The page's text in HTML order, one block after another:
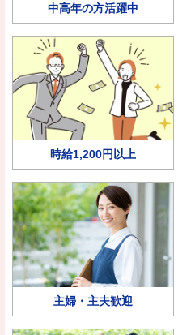
中高年の方活躍中
時給1,200円以上
主婦・主夫歓迎